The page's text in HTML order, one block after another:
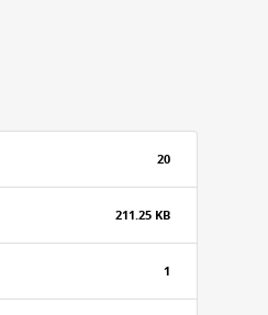
20
211.25 KB
1